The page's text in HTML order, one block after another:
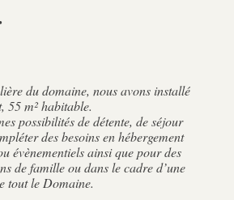
du domaine, nous avons installé
55 m² habitable.
possibilités de détente, de séjour
des besoins en hébergement
évènementiels ainsi que pour des
de famille ou dans le cadre d’une
tout le Domaine.